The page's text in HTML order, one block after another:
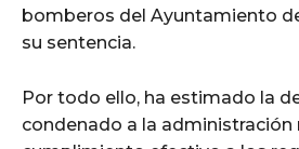
bomberos del Ayuntamiento
su sentencia.
Por todo ello, ha estimado la
condenado a la administración